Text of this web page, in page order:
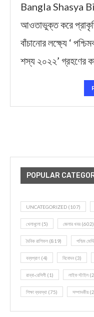
Bangla Shasya
আওতাভুক্ত করে
বাঁচানোর লক্ষ্যে ‘
শস্য ২০২২’ গ্রহণের
POPULAR
UNCATEGORIZED (107)
খেলাধূলো (5) জেলার খবর (602)
দৈনিক রাশিফল (819) পশ্চিম
বন্যপ্রাণ (4) বিনোদন(3)
রান্না-রেসিপী (1) লাইফ স্টাইল
শিক্ষা ব্যবস্থা (75) সম্পাদকীয়